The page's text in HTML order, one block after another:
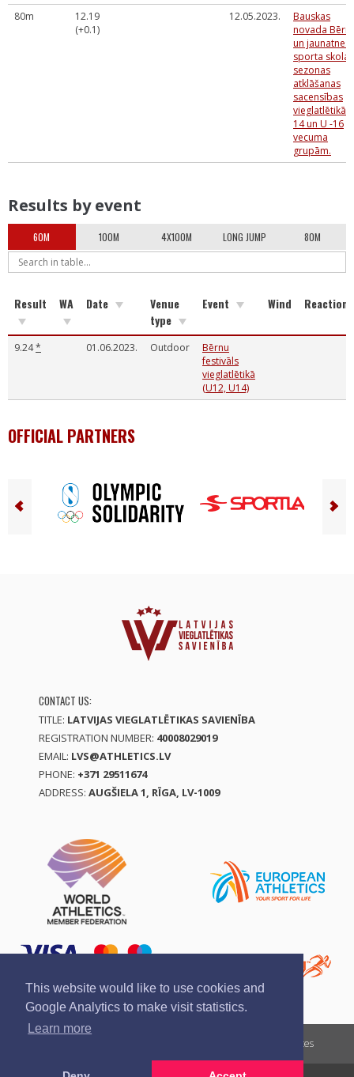
This website would like to use cookies and
Google Analytics to make visit statistics.
Learn more
80m
12.19
(+0.1)
12.05.2023.
Bauskas
novada
un jaunatnes
sporta skolas
sezonas
atklāšanas
sacensības
vieglatlētikā
14 un U -16
vecuma
grupām.
Results by event
60M 100M 4X100M LONG JUMP 80M
Result WA Date
Venue
type
Event Wind Reaction
9.24* 01.06.2023. Outdoor
Bērnu
festivāls
vieglatlētikā
(U12, U14)
OFFICIAL PARTNERS
CONTACT US:
TITLE: LATVIJAS VIEGLATLĒTIKAS SAVIENĪBA
REGISTRATION NUMBER: 40008029019
EMAIL: LVS@ATHLETICS.LV
PHONE: +371 29511674
ADDRESS: AUGŠIELA 1, RĪGA, LV-1009
Terms of services